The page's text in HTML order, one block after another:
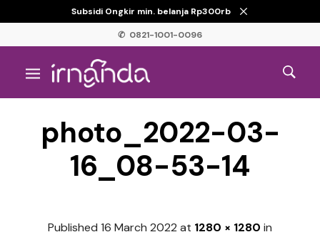
Subsidi Ongkir min. belanja Rp300rb
✆ 0821-1001-0096
photo_2022-03-
16_08-53-14
Published 16 March 2022 at 1280 × 1280 in